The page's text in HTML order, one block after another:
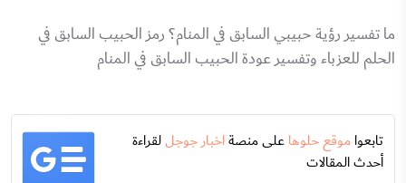
ما تفسير رؤية حبيبي السابق في المنام؟ رمز الحبيب السابق في
الحلم للعزباء وتفسير عودة الحبيب السابق في المنام
تابعواموقع حلوهاعلى منصةاخبار جوجللقراءة
أحدث المقالات